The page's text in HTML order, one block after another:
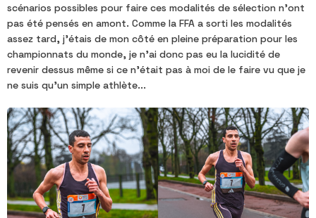
scénarios possibles pour faire ces modalités de sélection n'ont
pas été pensés en amont. Comme la FFA a sorti les modalités
assez tard, j'étais de mon côté en pleine préparation pour les
championnats du monde, je n'ai donc pas eu la lucidité de
revenir dessus même si ce n'était pas à moi de le faire vu que je
ne suis qu'un simple athlète...